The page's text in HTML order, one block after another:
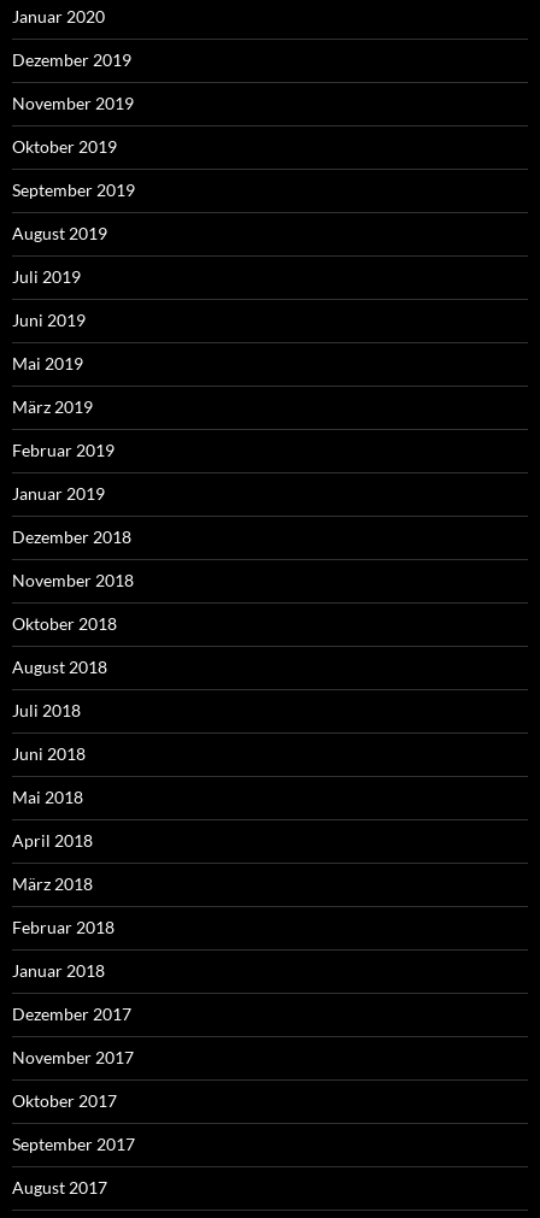
Januar 2020
Dezember 2019
November 2019
Oktober 2019
September 2019
August 2019
Juli 2019
Juni 2019
Mai 2019
März 2019
Februar 2019
Januar 2019
Dezember 2018
November 2018
Oktober 2018
August 2018
Juli 2018
Juni 2018
Mai 2018
April 2018
März 2018
Februar 2018
Januar 2018
Dezember 2017
November 2017
Oktober 2017
September 2017
August 2017